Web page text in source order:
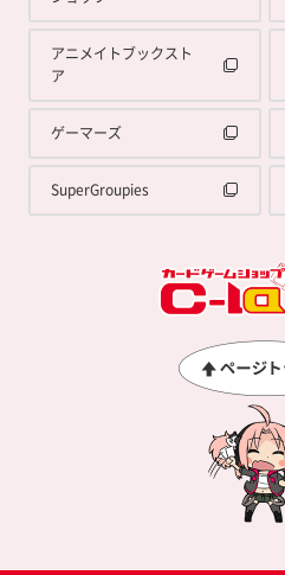
アニメイトブックスト
ア
ゲーマーズ
SuperGroupies